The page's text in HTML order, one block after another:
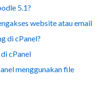
5.1?
website atau email
di cPanel?
cPanel
menggunakan file